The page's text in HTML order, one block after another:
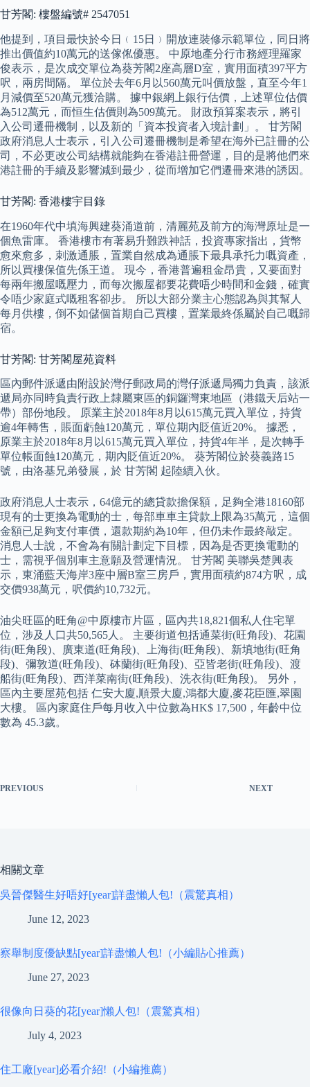
甘芳閣: 樓盤編號# 2547051
他提到，項目最快於今日﹙15日﹚開放連裝修示範單位，同日將
推出價值約10萬元的送傢俬優惠。 中原地產分行市務經理羅家
俊表示，是次成交單位為葵芳閣2座高層D室，實用面積397平方
呎，兩房間隔。 單位於去年6月以560萬元叫價放盤，直至今年1
月減價至520萬元獲洽購。 據中銀網上銀行估價，上述單位估價
為512萬元，而恒生估價則為509萬元。 財政預算案表示，將引
入公司遷冊機制，以及新的「資本投資者入境計劃」。 甘芳閣
政府消息人士表示，引入公司遷冊機制是希望在海外已註冊的公
司，不必更改公司結構就能夠在香港註冊營運，目的是將他們來
港註冊的手續及影響減到最少，從而增加它們遷冊來港的誘因。
甘芳閣: 香港樓宇目錄
在1960年代中填海興建葵涌道前，清麗苑及前方的海灣原址是一
個魚雷庫。 香港樓市有著易升難跌神話，投資專家指出，貨幣
愈來愈多，刺激通脹，置業自然成為通脹下最具承托力嘅資產，
所以買樓保值先係王道。 現今，香港普遍租金昂貴，又要面對
每兩年搬屋嘅壓力，而每次搬屋都要花費唔少時間和金錢，確實
令唔少家庭式嘅租客卻步。 所以大部分業主心態認為與其幫人
每月供樓，倒不如儲個首期自己買樓，置業最終係屬於自己嘅歸
宿。
甘芳閣: 甘芳閣屋苑資料
區內郵件派遞由附設於灣仔郵政局的灣仔派遞局獨力負責，該派
遞局亦同時負責行政上隸屬東區的銅鑼灣東地區（港鐵天后站一
帶）部份地段。 原業主於2018年8月以615萬元買入單位，持貨
逾4年轉售，賬面虧蝕120萬元，單位期內貶值近20%。 據悉，
原業主於2018年8月以615萬元買入單位，持貨4年半，是次轉手
單位帳面蝕120萬元，期內貶值近20%。 葵芳閣位於葵義路15
號，由洛基兄弟發展，於 甘芳閣 起陸續入伙。
政府消息人士表示，64億元的總貸款擔保額，足夠全港18160部
現有的士更換為電動的士，每部車車主貸款上限為35萬元，這個
金額已足夠支付車價，還款期約為10年，但仍未作最終敲定。
消息人士說，不會為有關計劃定下目標，因為是否更換電動的
士，需視乎個別車主意願及營運情況。 甘芳閣 美聯吳楚興表
示，東涌藍天海岸3座中層B室三房戶，實用面積約874方呎，成
交價938萬元，呎價約10,732元。
油尖旺區的旺角@中原樓市片區，區內共18,821個私人住宅單
位，涉及人口共50,565人。 主要街道包括通菜街(旺角段)、花園
街(旺角段)、廣東道(旺角段)、上海街(旺角段)、新填地街(旺角
段)、彌敦道(旺角段)、砵蘭街(旺角段)、亞皆老街(旺角段)、渡
船街(旺角段)、西洋菜南街(旺角段)、洗衣街(旺角段)。 另外，
區內主要屋苑包括 仁安大廈,順景大廈,鴻都大廈,麥花臣匯,翠園
大樓。 區內家庭住戶每月收入中位數為HK$ 17,500，年齡中位
數為 45.3歲。
PREVIOUS NEXT
相關文章
吳晉傑醫生好唔好[year]詳盡懶人包!（震驚真相）
June 12, 2023
察舉制度優缺點[year]詳盡懶人包!（小編貼心推薦）
June 27, 2023
很像向日葵的花[year]懶人包!（震驚真相）
July 4, 2023
住工廠[year]必看介紹!（小編推薦）